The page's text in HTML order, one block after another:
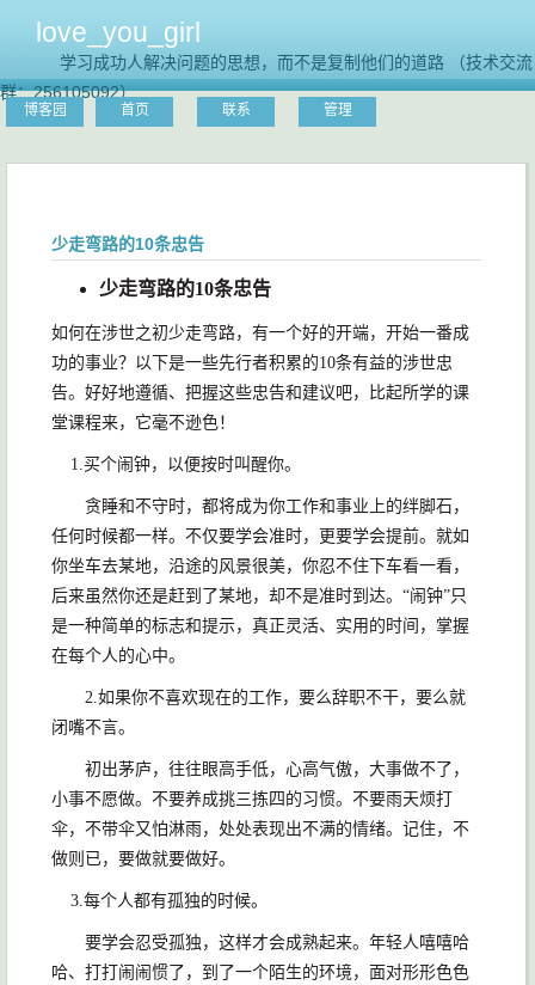
love_you_girl
学习成功人解决问题的思想，而不是复制他们的道路 （技术交流
群：256105092）
博客园 首页 联系 管理
少走弯路的10条忠告
少走弯路的10条忠告
如何在涉世之初少走弯路，有一个好的开端，开始一番成
功的事业？以下是一些先行者积累的10条有益的涉世忠
告。好好地遵循、把握这些忠告和建议吧，比起所学的课
堂课程来，它毫不逊色！
1.买个闹钟，以便按时叫醒你。
贪睡和不守时，都将成为你工作和事业上的绊脚石，
任何时候都一样。不仅要学会准时，更要学会提前。就如
你坐车去某地，沿途的风景很美，你忍不住下车看一看，
后来虽然你还是赶到了某地，却不是准时到达。“闹钟”只
是一种简单的标志和提示，真正灵活、实用的时间，掌握
在每个人的心中。
2.如果你不喜欢现在的工作，要么辞职不干，要么就
闭嘴不言。
初出茅庐，往往眼高手低，心高气傲，大事做不了，
小事不愿做。不要养成挑三拣四的习惯。不要雨天烦打
伞，不带伞又怕淋雨，处处表现出不满的情绪。记住，不
做则已，要做就要做好。
3.每个人都有孤独的时候。
要学会忍受孤独，这样才会成熟起来。年轻人嘻嘻哈
哈、打打闹闹惯了，到了一个陌生的环境，面对形形色色